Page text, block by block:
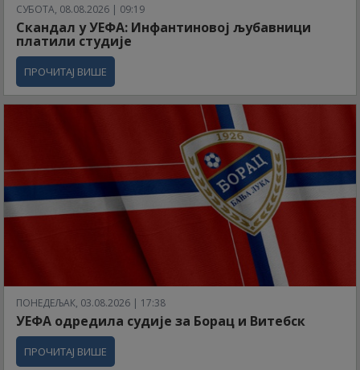
СУБОТА, 08.08.2026 | 09:19
Скандал у УЕФА: Инфантиновој љубавници
платили студије
ПРОЧИТАЈ ВИШЕ
ПОНЕДЕЉАК, 03.08.2026 | 17:38
УЕФА одредила судије за Борац и Витебск
ПРОЧИТАЈ ВИШЕ